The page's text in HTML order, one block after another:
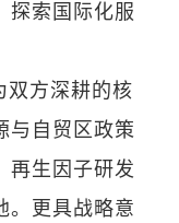
探索国际化服
双方深耕的核
与自贸区政策
再生因子研发
。更具战略意